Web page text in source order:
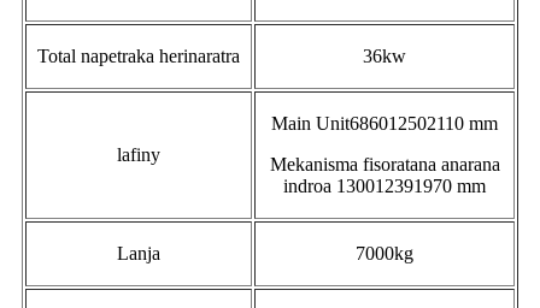
Total napetraka herinaratra 36kw
lafiny
Main Unit686012502110 mm
Mekanisma fisoratana anarana
indroa 130012391970 mm
Lanja 7000kg